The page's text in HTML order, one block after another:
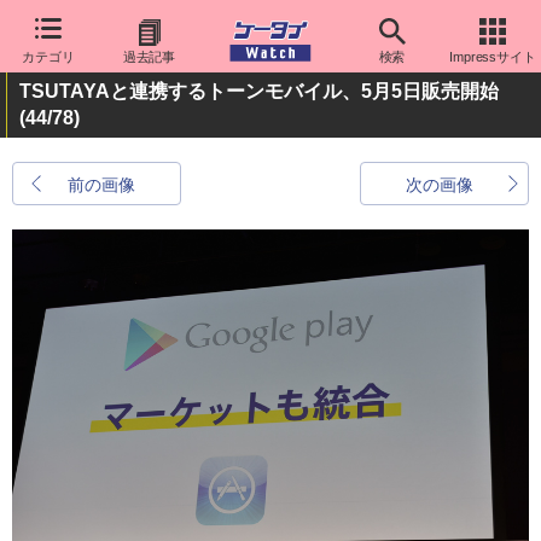
カテゴリ 過去記事 検索 Impressサイト
TSUTAYAと連携するトーンモバイル、5月5日販売開始
(44/78)
前の画像 次の画像